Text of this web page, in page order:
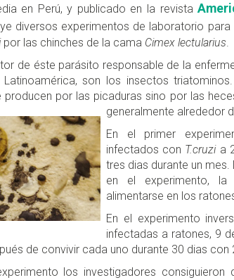
en Perú, y publicado en la revista
diversos experimentos de laboratorio
por las chinches de la cama Cimex lectularius.
de éste parásito responsable de la
son los insectos
producen por las picaduras sino por las
generalmente alrededor
En el primer
infectados con T.cruzi a
tres dias durante un
en el experimento, la
alimentarse en los
En el experimento
infectadas a ratones, 9
de convivir cada uno durante 30 dias
los investigadores